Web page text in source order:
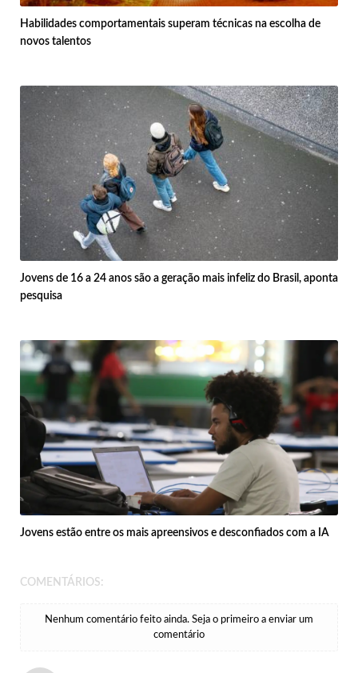
Habilidades comportamentais superam técnicas na escolha de
novos talentos
Jovens de 16 a 24 anos são a geração mais infeliz do Brasil, aponta
pesquisa
Jovens estão entre os mais apreensivos e desconfiados com a IA
COMENTÁRIOS:
Nenhum comentário feito ainda. Seja o primeiro a enviar um
comentário